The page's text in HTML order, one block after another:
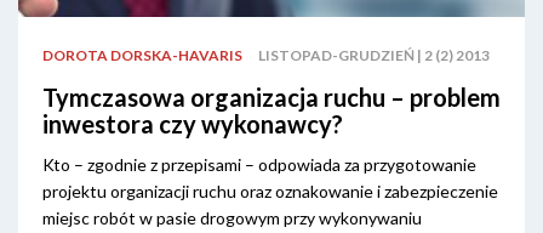
szkody jest pewne zdarzenie stanowiące czyn niedozwolony
niewłaściwym wykonaniu lub niewykonaniu określonego
obowiązku ustawowego. W wyniku tego naruszenia osoba
trzecia (poszkodowany) ponosi określoną szkodę, przy czym
sprawcę szkody i poszkodowanego nie łączy żadna umowa
cywilnoprawna.
DOROTA DORSKA-HAVARIS LISTOPAD-GRUDZIEŃ | 2 (2) 2013
Tymczasowa organizacja ruchu – problem
inwestora czy wykonawcy?
Kto – zgodnie z przepisami – odpowiada za przygotowanie
projektu organizacji ruchu oraz oznakowanie i zabezpieczenie
miejsc robót w pasie drogowym przy wykonywaniu